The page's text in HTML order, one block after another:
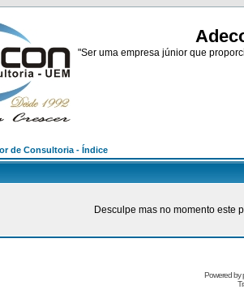
"Ser uma empresa júnior que
de Consultoria - Índice
Desculpe mas no momento este
Powered by